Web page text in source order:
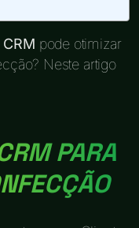
CRM pode otimizar
Neste artigo
PARA